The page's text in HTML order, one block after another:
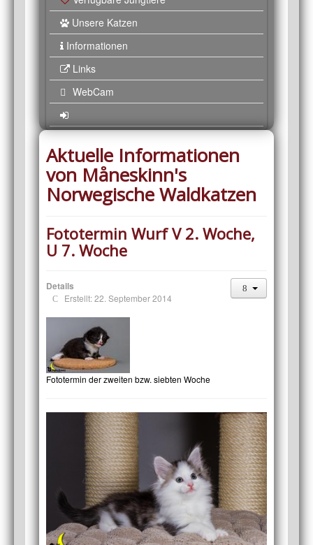
Unsere Katzen
Informationen
Links
WebCam
Aktuelle Informationen
von Måneskinn's
Norwegische Waldkatzen
Fototermin Wurf V 2. Woche,
U 7. Woche
Details
Erstellt: 22. September 2014
Fototermin der zweiten bzw. siebten Woche